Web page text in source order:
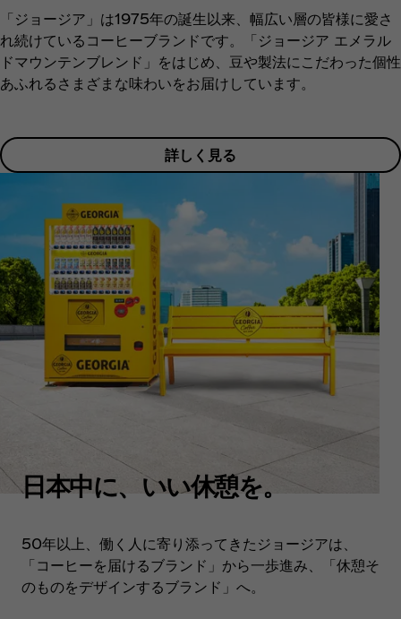
「ジョージア」は1975年の誕生以来、幅広い層の皆様に愛さ
れ続けているコーヒーブランドです。「ジョージア エメラル
ドマウンテンブレンド」をはじめ、豆や製法にこだわった個性
あふれるさまざまな味わいをお届けしています。
詳しく見る
日本中に、いい休憩を。
50年以上、働く人に寄り添ってきたジョージアは、
「コーヒーを届けるブランド」から一歩進み、「休憩そ
のものをデザインするブランド」へ。